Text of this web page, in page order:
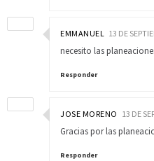
EMMANUEL 13 DE
necesito las
Responder
JOSE MORENO 13 DE
Gracias por las
Responder